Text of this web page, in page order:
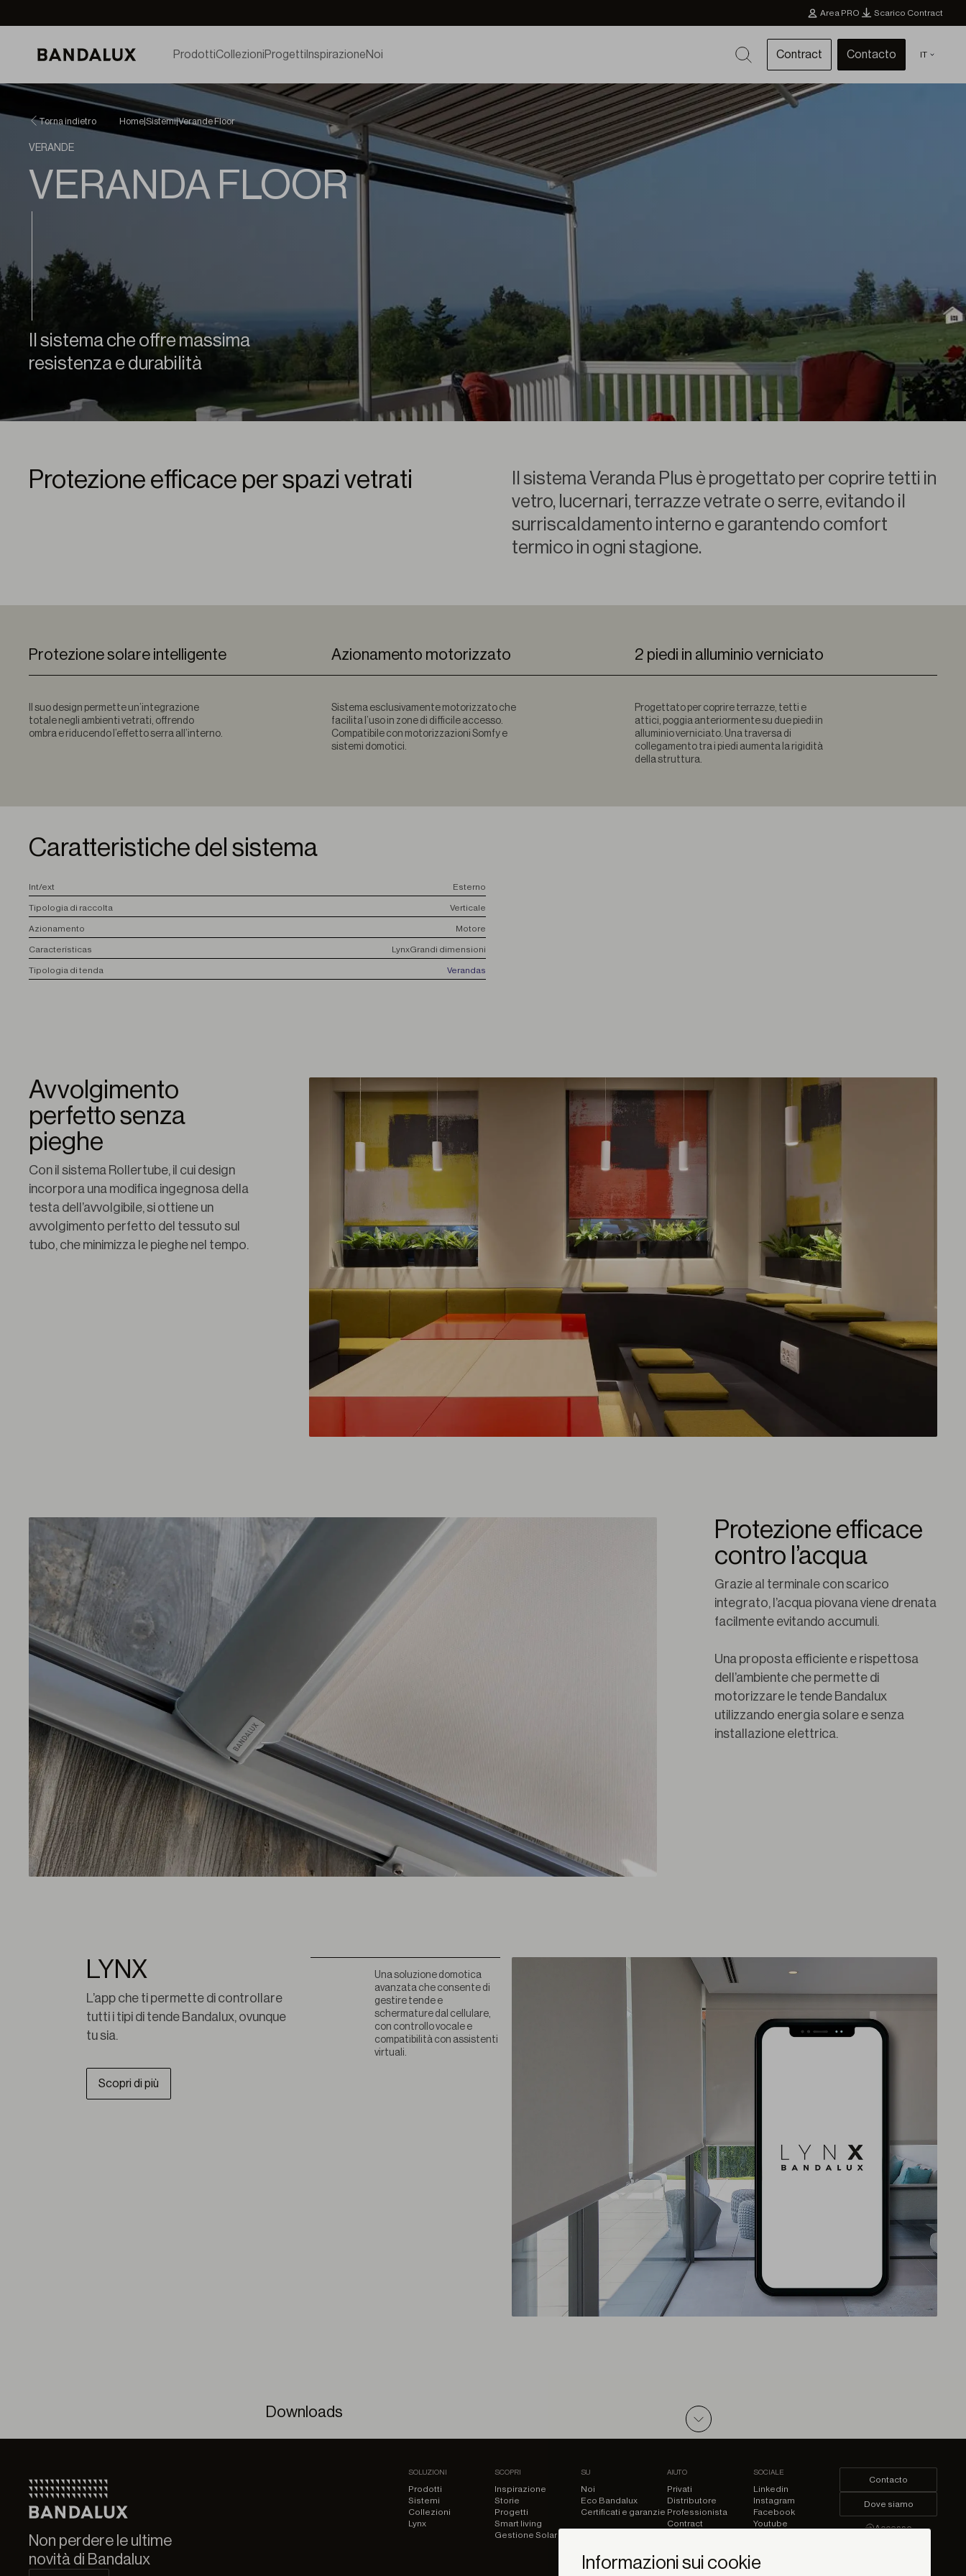
Area PRO Scarico Contract
ProdottiCollezioniProgetti InspirazioneNoi Contract Contacto IT
Torna indietro Home Sistemi|Verande Floor
VERANDE
VERANDA FLOOR
Il sistema che offre massima
resistenza e durabilità
Protezione efficace per spazi vetrati
Il sistema Veranda Plus è progettato per coprire tetti in
vetro, lucernari, terrazze vetrate o serre, evitando il
surriscaldamento interno e garantendo comfort
termico in ogni stagione.
Protezione solare intelligente
Il suo design permette un’integrazione
totale negli ambienti vetrati, offrendo
ombra e riducendo l’effetto serra all’interno.
Azionamento motorizzato
Sistema esclusivamente motorizzato che
facilita l’uso in zone di difficile accesso.
Compatibile con motorizzazioni Somfy e
sistemi domotici.
2 piedi in alluminio verniciato
Progettato per coprire terrazze, tetti e
attici, poggia anteriormente su due piedi in
alluminio verniciato. Una traversa di
collegamento tra i piedi aumenta la rigidità
della struttura.
Caratteristiche del sistema
Int/ext Esterno
Tipologia di raccolta Verticale
Azionamento Motore
Características LynxGrandi dimensioni
Tipologia di tenda Verandas
Avvolgimento
perfetto senza
pieghe
Con il sistema Rollertube, il cui design
incorpora una modifica ingegnosa della
testa dell’avvolgibile, si ottiene un
avvolgimento perfetto del tessuto sul
tubo, che minimizza le pieghe nel tempo.
Protezione efficace
contro l’acqua
Grazie al terminale con scarico
integrato, l’acqua piovana viene drenata
facilmente evitando accumuli.
Una proposta efficiente e rispettosa
dell’ambiente che permette di
motorizzare le tende Bandalux
utilizzando energia solare e senza
installazione elettrica.
Una soluzione domotica
avanzata che consente di
gestire tende e
schermature dal cellulare,
con controllo vocale e
compatibilità con assistenti
virtuali.
LYNX
L’app che ti permette di controllare
tutti i tipi di tende Bandalux, ovunque
tu sia.
Scopri di più
Downloads
Non perdere le ultime
novità di Bandalux
SOLUZIONI
Prodotti
Sistemi
Collezioni
Lynx
SCOPRI
Inspirazione
Storie
Progetti
Smart living
Gestione Solare
SU
Noi
Eco Bandalux
Certificati e garanzie
AIUTO
Privati
Distributore
Professionista
Contract
SOCIALE
Linkedin
Instagram
Facebook
Youtube
Contacto
Dove siamo
Accesso
Informazioni sui cookie